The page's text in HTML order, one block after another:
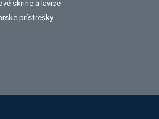
skrine a lavice
prístrešky